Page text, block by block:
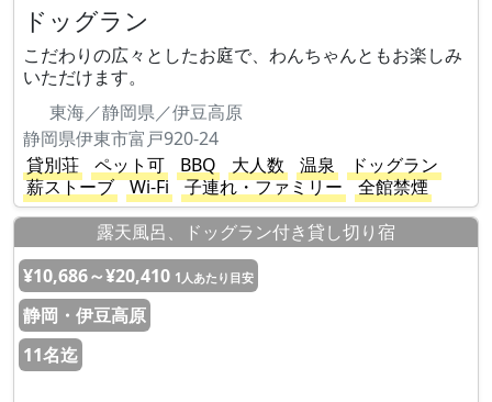
ドッグラン
こだわりの広々としたお庭で、わんちゃんともお楽しみ
いただけます。
東海／静岡県／伊豆高原
静岡県伊東市富戸920-24
貸別荘
ペット可 BBQ 大人数 温泉
ドッグラン
薪ストーブ
Wi-Fi 子連れ・ファミリー
全館禁煙
露天風呂、ドッグラン付き貸し切り宿
¥10,686～¥20,410 1人あたり目安
静岡・伊豆高原
11名迄